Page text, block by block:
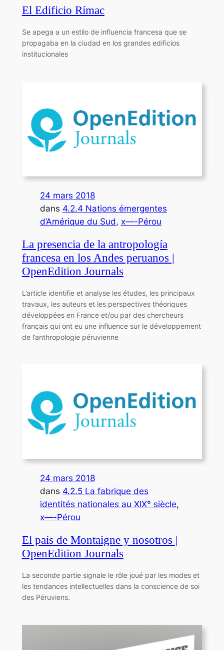
El Edificio Rímac
Se apega a un estilo de influencia francesa que se
propagaba en la ciudad en los grandes edificios
institucionales
24 mars 2018
dans 4.2.4 Nations émergentes
d’Amérique du Sud, x—-Pérou
La presencia de la antropología
francesa en los Andes peruanos |
OpenEdition Journals
L’article identifie et analyse les études, les principaux
travaux, les auteurs et les perspectives théoriques
développées en France et/ou par des chercheurs
français qui ont eu une influence sur le développement
de l’anthropologie péruvienne
24 mars 2018
dans 4.2.5 La fabrique des
identités nationales au XIX° siècle
x—-Pérou
El país de Montaigne y nosotros |
OpenEdition Journals
La seconde partie signale le rôle joué par les modes et
les tendances intellectuelles dans la conscience de soi
des Péruviens.